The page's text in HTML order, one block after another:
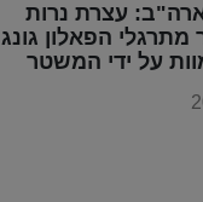
ארה"ב: עצרת נרות
מתרגלי הפאלון גונג
על ידי המשטר